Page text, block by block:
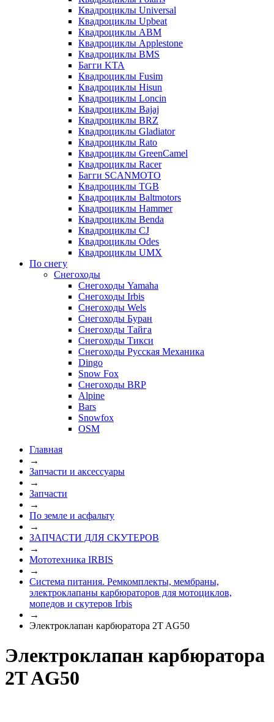
Квадроциклы Universal
Квадроциклы Upbeat
Квадроциклы ABM
Квадроциклы Applestone
Квадроциклы BMS
Багги KTA
Квадроциклы Fusim
Квадроциклы Hisun
Квадроциклы Loncin
Квадроциклы Bajaj
Квадроциклы BRZ
Квадроциклы Gladiator
Квадроциклы Rato
Квадроциклы GreenCamel
Квадроциклы Racer
Багги SCANMOTO
Квадроциклы TGB
Квадроциклы Baltmotors
Квадроциклы Hammer
Квадроциклы Benda
Квадроциклы CJ
Квадроциклы Odes
Квадроциклы UMX
По снегу
Снегоходы
Снегоходы Yamaha
Снегоходы Irbis
Снегоходы Wels
Снегоходы Буран
Снегоходы Тайга
Снегоходы Тикси
Снегоходы Русская Механика
Dingo
Snow Fox
Снегоходы BRP
Alpine
Bars
Snowfox
OSM
Главная
→
Запчасти и аксессуары
→
Запчасти
→
По земле и асфальту
→
ЗАПЧАСТИ ДЛЯ СКУТЕРОВ
→
Мототехника IRBIS
→
Система питания. Ремкомплекты, мембраны,
электроклапаны карбюраторов для мотоциклов,
мопедов и скутеров Irbis
→
Электроклапан карбюратора 2T AG50
Электроклапан карбюратора
2T AG50